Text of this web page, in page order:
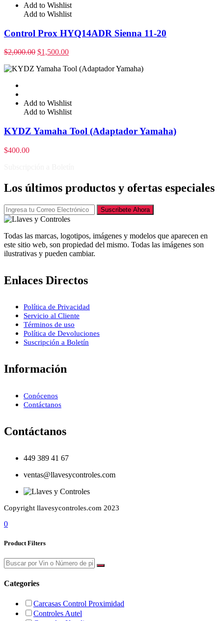
Add to Wishlist
Add to Wishlist
Control Prox HYQ14ADR Sienna 11-20
$2,000.00 $1,500.00
Add to Wishlist
Add to Wishlist
KYDZ Yamaha Tool (Adaptador Yamaha)
$400.00
Los últimos productos y ofertas especiales
Suscribete Ahora
Todas las marcas, logotipos, imágenes y modelos que aparecen en
este sitio web, son propiedad del mismo. Todas las imágenes son
ilustrativas y pueden cambiar.
Enlaces Directos
Política de Privacidad
Servicio al Cliente
Términos de uso
Política de Devoluciones
Suscripción a Boletín
Información
Conócenos
Contáctanos
Contáctanos
449 389 41 67
ventas@llavesycontroles.com
Copyright llavesycontroles.com 2023
0
Product Filters
Categories
Carcasas Control Proximidad
Controles Autel